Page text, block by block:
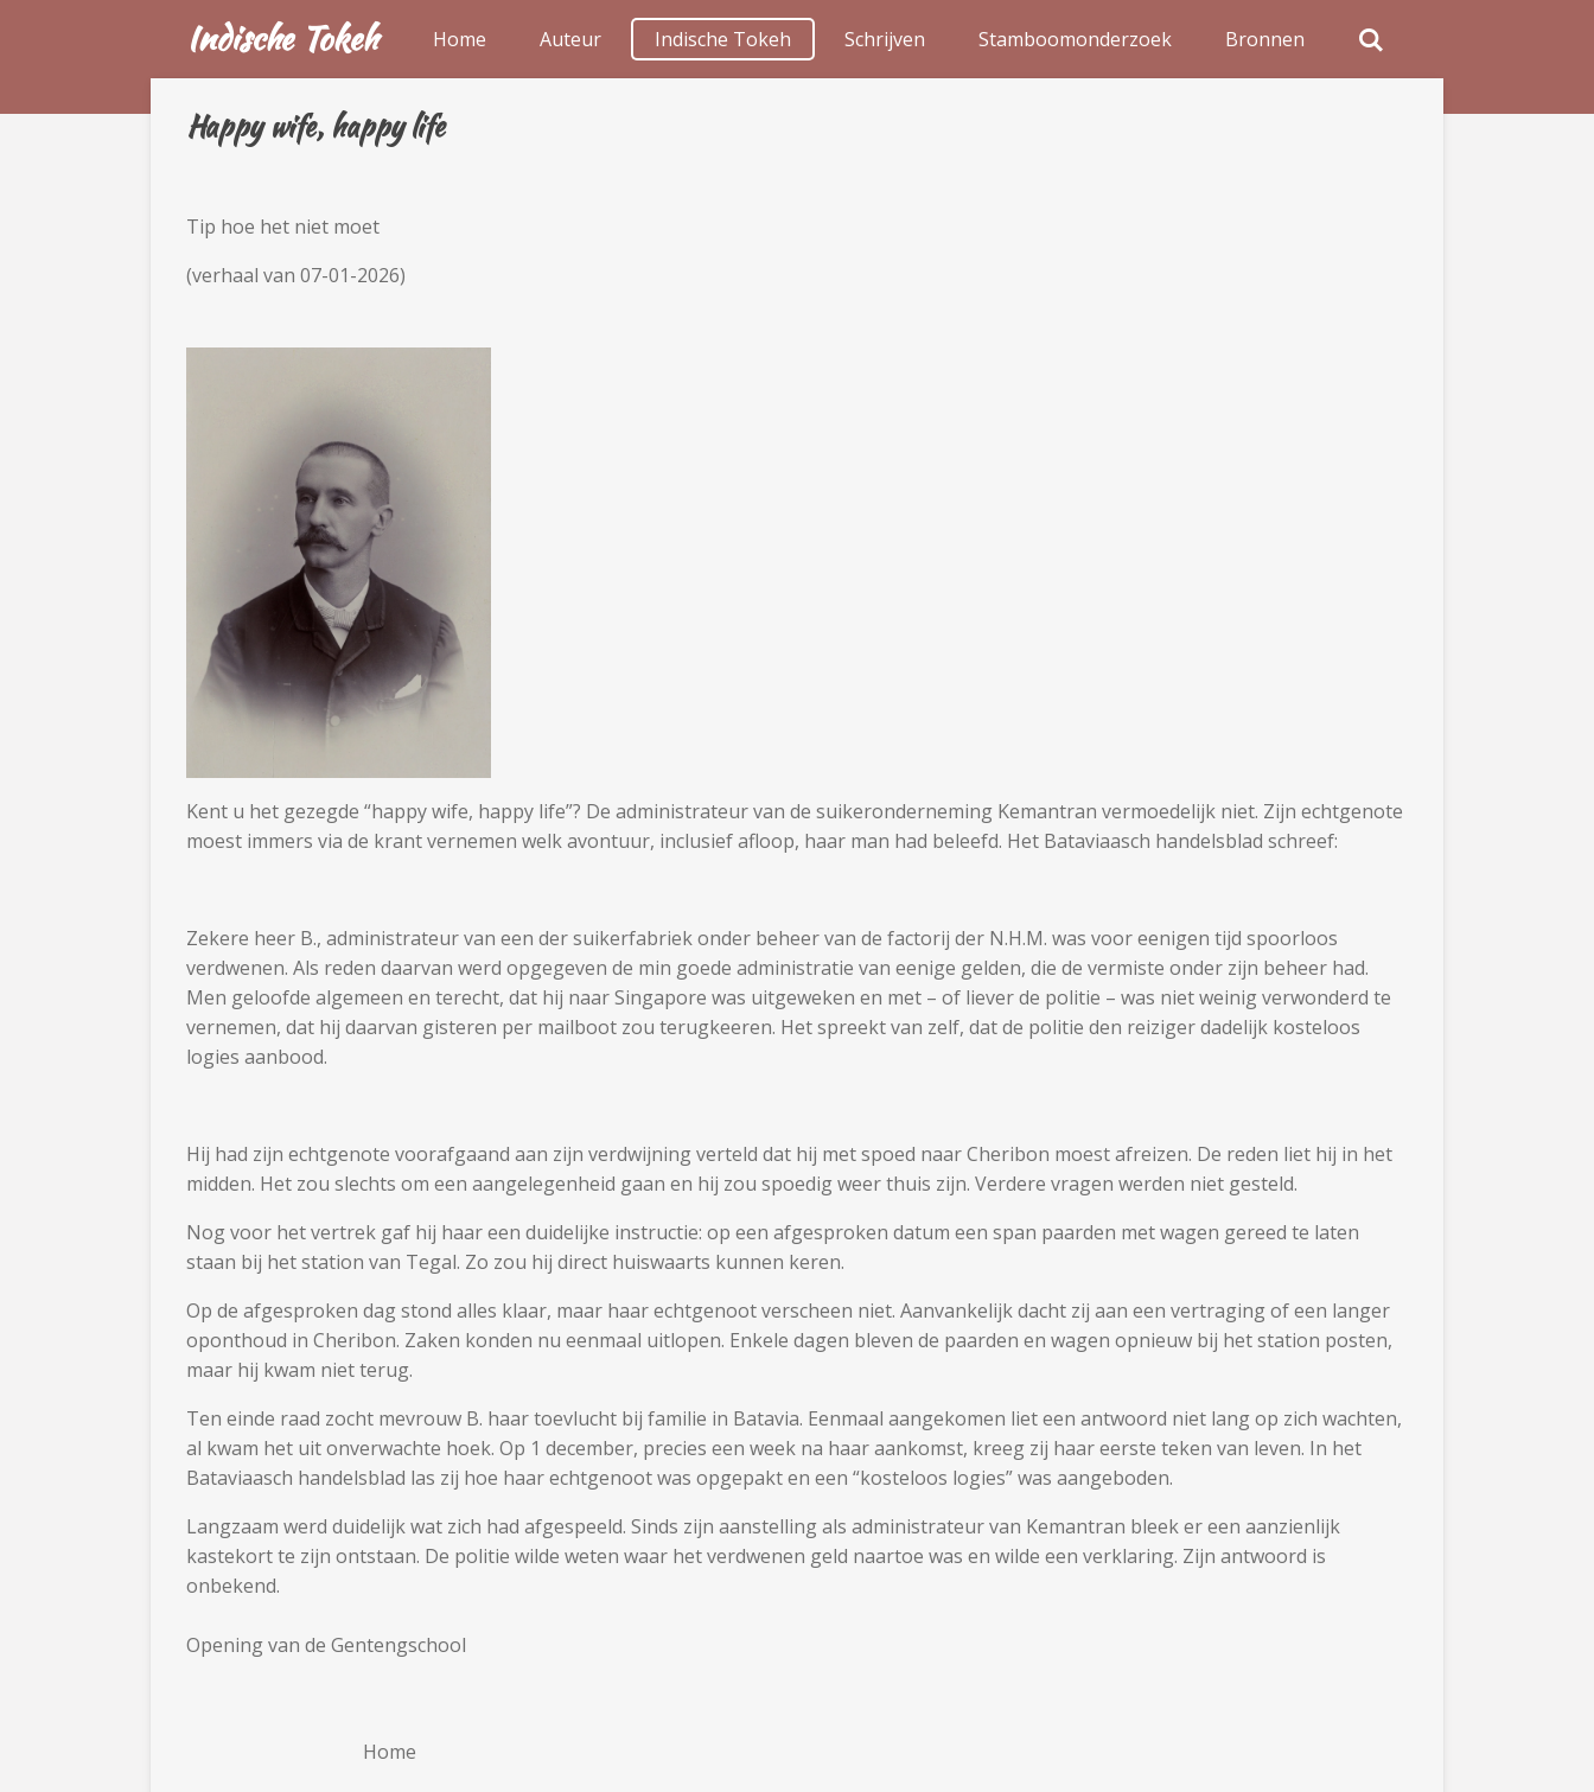
de
Indische Tokeh Home Auteur Indische Tokeh Schrijven Stamboomonderzoek Bronnen
Happy wife, happy life
Tip hoe het niet moet
(verhaal van 07-01-2026)
Kent u het gezegde “happy wife, happy life”? De administrateur van de suikeronderneming Kemantran vermoedelijk niet. Zijn echtgenote
moest immers via de krant vernemen welk avontuur, inclusief afloop, haar man had beleefd. Het Bataviaasch handelsblad schreef:
Zekere heer B., administrateur van een der suikerfabriek onder beheer van de factorij der N.H.M. was voor eenigen tijd spoorloos
verdwenen. Als reden daarvan werd opgegeven de min goede administratie van eenige gelden, die de vermiste onder zijn beheer had.
Men geloofde algemeen en terecht, dat hij naar Singapore was uitgeweken en met – of liever de politie – was niet weinig verwonderd te
vernemen, dat hij daarvan gisteren per mailboot zou terugkeeren. Het spreekt van zelf, dat de politie den reiziger dadelijk kosteloos
logies aanbood.
Hij had zijn echtgenote voorafgaand aan zijn verdwijning verteld dat hij met spoed naar Cheribon moest afreizen. De reden liet hij in het
midden. Het zou slechts om een aangelegenheid gaan en hij zou spoedig weer thuis zijn. Verdere vragen werden niet gesteld.
Nog voor het vertrek gaf hij haar een duidelijke instructie: op een afgesproken datum een span paarden met wagen gereed te laten
staan bij het station van Tegal. Zo zou hij direct huiswaarts kunnen keren.
Op de afgesproken dag stond alles klaar, maar haar echtgenoot verscheen niet. Aanvankelijk dacht zij aan een vertraging of een langer
oponthoud in Cheribon. Zaken konden nu eenmaal uitlopen. Enkele dagen bleven de paarden en wagen opnieuw bij het station posten,
maar hij kwam niet terug.
Ten einde raad zocht mevrouw B. haar toevlucht bij familie in Batavia. Eenmaal aangekomen liet een antwoord niet lang op zich wachten,
al kwam het uit onverwachte hoek. Op 1 december, precies een week na haar aankomst, kreeg zij haar eerste teken van leven. In het
Bataviaasch handelsblad las zij hoe haar echtgenoot was opgepakt en een “kosteloos logies” was aangeboden.
Langzaam werd duidelijk wat zich had afgespeeld. Sinds zijn aanstelling als administrateur van Kemantran bleek er een aanzienlijk
kastekort te zijn ontstaan. De politie wilde weten waar het verdwenen geld naartoe was en wilde een verklaring. Zijn antwoord is
onbekend.
Opening van de Gentengschool
Home